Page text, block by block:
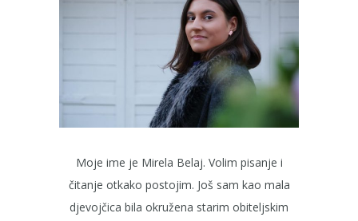
Moje ime je Mirela Belaj. Volim pisanje i
čitanje otkako postojim. Još sam kao mala
djevojčica bila okružena starim obiteljskim